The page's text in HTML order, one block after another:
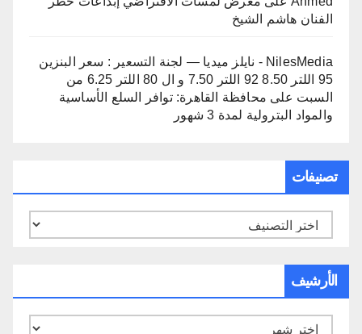
الفنان هاشم الشيخ
NilesMedia - نايلز ميديا — لجنة التسعير : سعر البنزين
95 اللتر 8.50 92 اللتر 7.50 و ال 80 اللتر 6.25 من
السبت على محافظة القاهرة: توافر السلع الأساسية
والمواد البترولية لمدة 3 شهور
تصنيفات
تصنيفات
الأرشيف
الأرشيف